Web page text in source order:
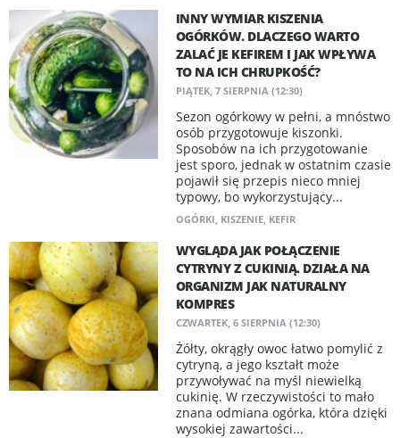
INNY WYMIAR KISZENIA
OGÓRKÓW. DLACZEGO WARTO
ZALAĆ JE KEFIREM I JAK WPŁYWA
TO NA ICH CHRUPKOŚĆ?
PIĄTEK, 7 SIERPNIA (12:30)
Sezon ogórkowy w pełni, a mnóstwo
osób przygotowuje kiszonki.
Sposobów na ich przygotowanie
jest sporo, jednak w ostatnim czasie
pojawił się przepis nieco mniej
typowy, bo wykorzystujący...
OGÓRKI, KISZENIE, KEFIR
WYGLĄDA JAK POŁĄCZENIE
CYTRYNY Z CUKINIĄ. DZIAŁA NA
ORGANIZM JAK NATURALNY
KOMPRES
CZWARTEK, 6 SIERPNIA (12:30)
Żółty, okrągły owoc łatwo pomylić z
cytryną, a jego kształt może
przywoływać na myśl niewielką
cukinię. W rzeczywistości to mało
znana odmiana ogórka, która dzięki
wysokiej zawartości...